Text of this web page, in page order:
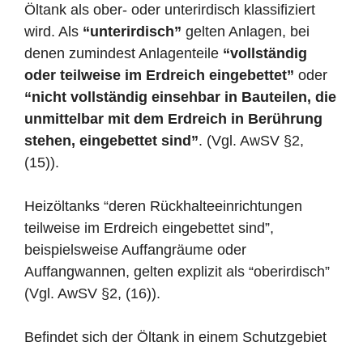
Öltank als ober- oder unterirdisch klassifiziert
wird. Als “unterirdisch” gelten Anlagen, bei
denen zumindest Anlagenteile “vollständig
oder teilweise im Erdreich eingebettet” oder
“nicht vollständig einsehbar in Bauteilen, die
unmittelbar mit dem Erdreich in Berührung
stehen, eingebettet sind”. (Vgl. AwSV §2,
(15)).
Heizöltanks “deren Rückhalteeinrichtungen
teilweise im Erdreich eingebettet sind”,
beispielsweise Auffangräume oder
Auffangwannen, gelten explizit als “oberirdisch”
(Vgl. AwSV §2, (16)).
Befindet sich der Öltank in einem Schutzgebiet